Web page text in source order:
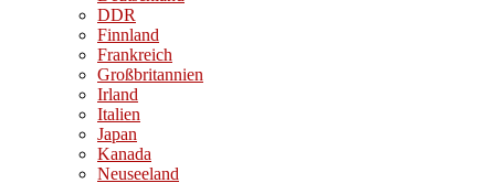
DDR
Finnland
Frankreich
Großbritannien
Irland
Italien
Japan
Kanada
Neuseeland